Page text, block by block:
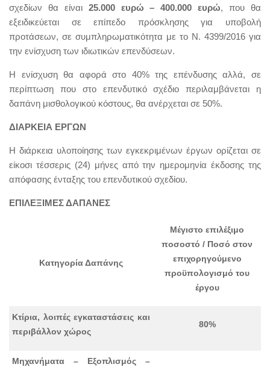
σχεδίων θα είναι 25.000 ευρώ – 400.000 ευρώ, που θα
εξειδικεύεται σε επίπεδο πρόσκλησης για υποβολή
προτάσεων, σε συμπληρωματικότητα με το Ν. 4399/2016 για
την ενίσχυση των ιδιωτικών επενδύσεων.
Η ενίσχυση θα αφορά στο 40% της επένδυσης αλλά, σε
περίπτωση που στο επενδυτικό σχέδιο περιλαμβάνεται η
δαπάνη μισθολογικού κόστους, θα ανέρχεται σε 50%.
ΔΙΑΡΚΕΙΑ ΕΡΓΩΝ
Η διάρκεια υλοποίησης των εγκεκριμένων έργων ορίζεται σε
είκοσι τέσσερις (24) μήνες από την ημερομηνία έκδοσης της
απόφασης ένταξης του επενδυτικού σχεδίου.
ΕΠΙΛΕΞΙΜΕΣ ΔΑΠΑΝΕΣ
Κατηγορία Δαπάνης
Μέγιστο επιλέξιμο
ποσοστό / Ποσό στον
επιχορηγούμενο
προϋπολογισμό του
έργου
Κτίρια, λοιπές εγκαταστάσεις και
περιβάλλον χώρος
80%
Μηχανήματα – Εξοπλισμός –